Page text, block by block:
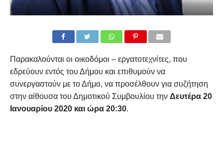
Παρακαλούνται οι οικοδόμοι – εργατοτεχνίτες, που
εδρεύουν εντός του Δήμου και επιθυμούν να
συνεργαστούν με το Δήμο, να προσέλθουν για συζήτηση
στην αίθουσα του Δημοτικού Συμβουλίου την Δευτέρα 20
Ιανουαρίου 2020 και ώρα 20:30.